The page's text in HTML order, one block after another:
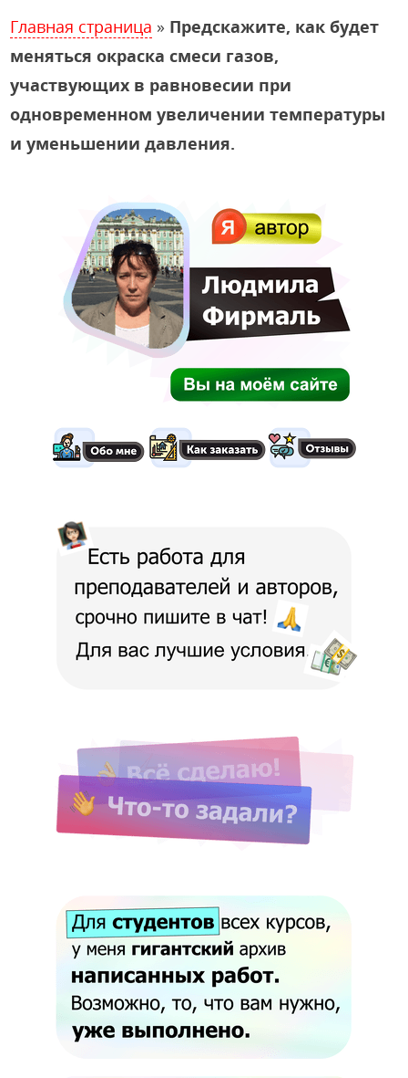
Главная страница » Предскажите, как будет
меняться окраска смеси газов,
участвующих в равновесии при
одновременном увеличении температуры
и уменьшении давления.